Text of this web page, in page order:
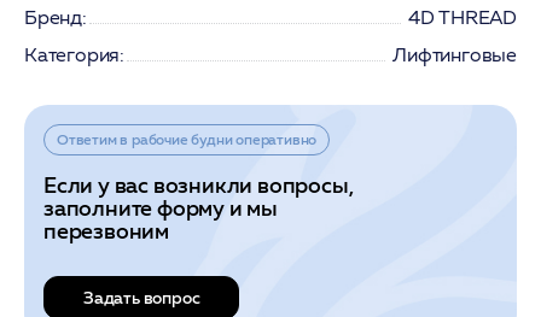
Бренд:
4D THREAD
Категория:
Лифтинговые
Ответим в рабочие будни оперативно
Если у вас возникли вопросы,
заполните форму и мы
перезвоним
Задать вопрос